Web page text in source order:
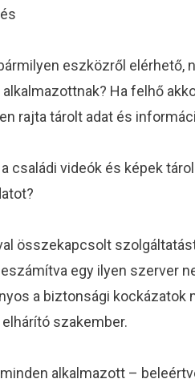
eszközről elérhető,
Ha felhő
rajta tárolt adat és
családi videók és képek
összekapcsolt
egy ilyen szerver
a biztonsági kockázatok
szakember.
alkalmazott –